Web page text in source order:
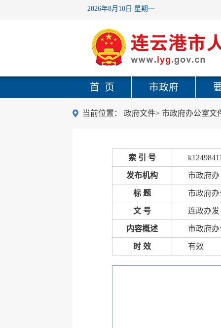
2026年8月10日 星期一
首 页 市政府
当前位置： 政府文件> 市政府办公室文
索 引 号
发布机构 市政府办
标 题 市政府
文 号 连政办发
内容概述 市政府
时 效 有效